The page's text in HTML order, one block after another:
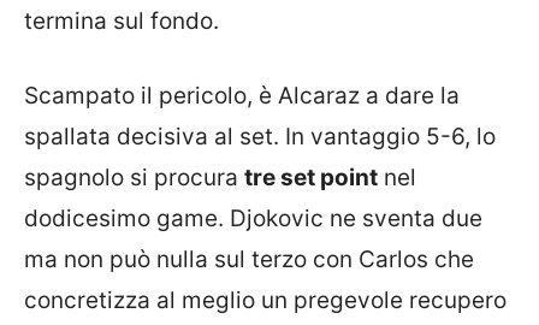
termina sul fondo.
Scampato il pericolo, è Alcaraz a dare la
spallata decisiva al set. In vantaggio 5-6, lo
spagnolo si procura tre set point nel
dodicesimo game. Djokovic ne sventa due
ma non può nulla sul terzo con Carlos che
concretizza al meglio un pregevole recupero